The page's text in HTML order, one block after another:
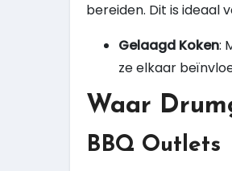
bereiden. Dit is ideaal
Gelaagd Koken:
ze elkaar
Waar
BBQ Outlets